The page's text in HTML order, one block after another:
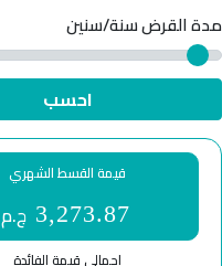
مدة القرضسنة/سنين
احسب
قيمة القسط الشهري
3,273.87 ج.م
إجمالي قيمة الفائدة